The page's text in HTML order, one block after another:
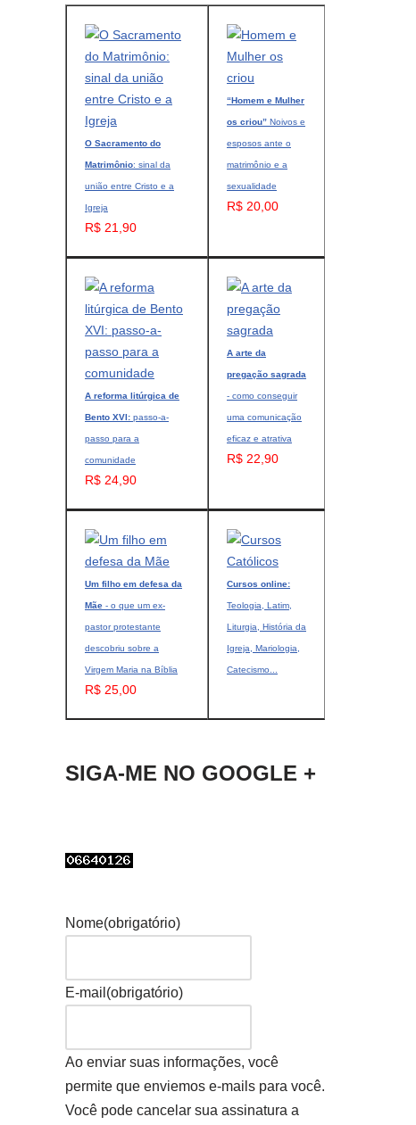
O Sacramento do
Matrimônio: sinal da
união entre Cristo e a
Igreja
R$ 21,90
“Homem e Mulher
os criou” Noivos e
esposos ante o
matrimônio e a
sexualidade
R$ 20,00
A reforma litúrgica de
Bento XVI: passo-a-
passo para a
comunidade
R$ 24,90
A arte da
pregação sagrada
- como conseguir
uma comunicação
eficaz e atrativa
R$ 22,90
Um filho em defesa da
Mãe - o que um ex-
pastor protestante
descobriu sobre a
Virgem Maria na Bíblia
R$ 25,00
Cursos online:
Teologia, Latim,
Liturgia, História da
Igreja, Mariologia,
Catecismo...
SIGA-ME NO GOOGLE +
Nome(obrigatório)
E-mail (obrigatório)
Ao enviar suas informações, você
permite que enviemos e-mails para você.
Você pode cancelar sua assinatura a